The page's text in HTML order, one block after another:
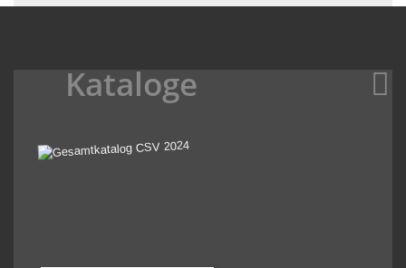
Kataloge